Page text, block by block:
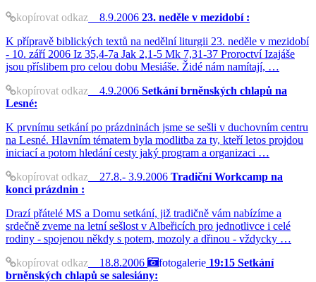
kopírovat odkaz 8.9.2006 23. neděle v mezidobí :
K přípravě biblických textů na nedělní liturgii 23. neděle v mezidobí
- 10. září 2006 Iz 35,4-7a Jak 2,1-5 Mk 7,31-37 Proroctví Izajáše
jsou příslibem pro celou dobu Mesiáše. Židé nám namítají, …
kopírovat odkaz 4.9.2006 Setkání brněnských chlapů na
Lesné:
K prvnímu setkání po prázdninách jsme se sešli v duchovním centru
na Lesné. Hlavním tématem byla modlitba za ty, kteří letos projdou
iniciací a potom hledání cesty jaký program a organizaci …
kopírovat odkaz 27.8.- 3.9.2006 Tradiční Workcamp na
konci prázdnin :
Drazí přátelé MS a Domu setkání, již tradičně vám nabízíme a
srdečně zveme na letní sešlost v Albeřicích pro jednotlivce i celé
rodiny - spojenou někdy s potem, mozoly a dřinou - vždycky …
kopírovat odkaz 18.8.2006 fotogalerie 19:15 Setkání
brněnských chlapů se salesiány: